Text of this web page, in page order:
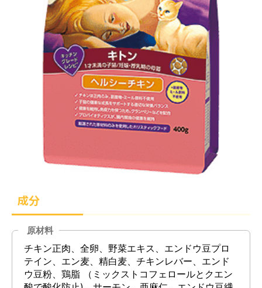
成分
原材料
チキン正肉、全卵、野菜エキス、エンドウ豆プロ
テイン、エン麦、精白麦、チキンレバー、エンド
ウ豆粉、鶏脂 （ミックストコフェロールとクエン